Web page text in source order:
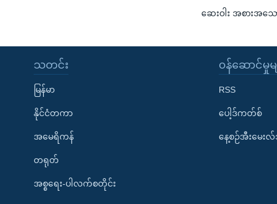
ဆေးဝါး အစားအ
သတင်း
မြန်မာ
နိုင်ငံတကာ
အမေရိကန်
တရုတ်
အစ္စရေး-ပါလက်စတိုင်း
၀န်ဆောင်မှုမ
RSS
ပေါ့ဒ်ကတ်စ်
နေ့စဉ်အီးမေး